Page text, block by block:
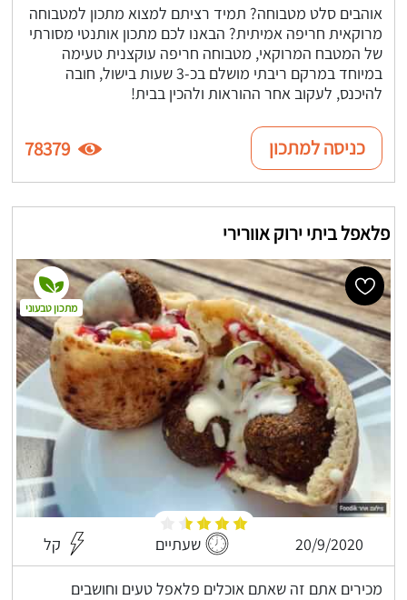
אוהבים סלט מטבוחה? תמיד רציתם למצוא מתכון למטבוחה
מרוקאית חריפה אמיתית? הבאנו לכם מתכון אותנטי מסורתי
של המטבח המרוקאי, מטבוחה חריפה עוקצנית טעימה
במיוחד במרקם ריבתי מושלם בכ-3 שעות בישול, חובה
להיכנס, לעקוב אחר ההוראות ולהכין בבית!
כניסה למתכון 78379
פלאפל ביתי ירוק אוורירי
20/9/2020 שעתיים קל
מכירים אתם זה שאתם אוכלים פלאפל טעים וחושבים
מתכון טבעוני